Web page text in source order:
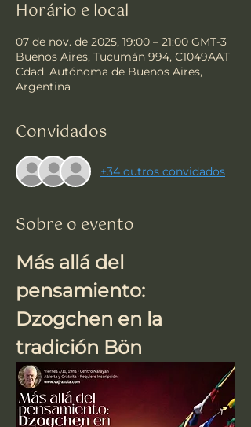
Horário e local
07 de nov. de 2025, 19:00 – 21:00 GMT-3
Buenos Aires, Tucumán 994, C1049AAT
Cdad. Autónoma de Buenos Aires,
Argentina
Convidados
+34 outros convidados
Sobre o evento
Más allá del
pensamiento:
Dzogchen en la
tradición Bön